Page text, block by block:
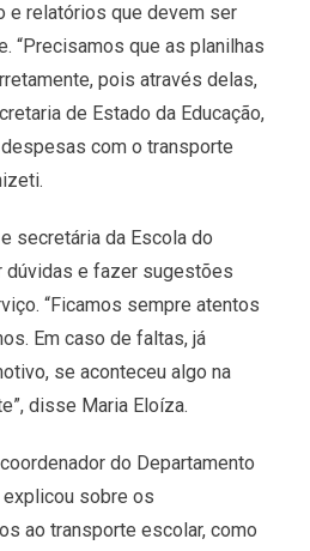
e relatórios que devem ser
“Precisamos que as planilhas
pois através delas,
de Estado da Educação,
com o transporte
secretária da Escola do
dúvidas e fazer sugestões
“Ficamos sempre atentos
Em caso de faltas, já
se aconteceu algo na
disse Maria Eloíza.
do Departamento
sobre os
ao transporte escolar, como